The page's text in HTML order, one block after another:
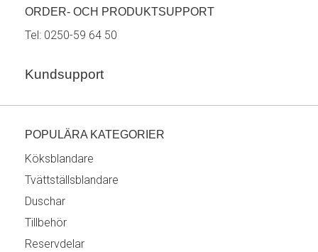
ORDER- OCH PRODUKTSUPPORT
Tel: 0250-59 64 50
Kundsupport
POPULÄRA KATEGORIER
Köksblandare
Tvättställsblandare
Duschar
Tillbehör
Reservdelar